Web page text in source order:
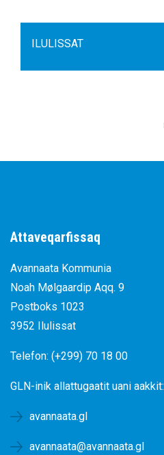
ILULISSAT
Attaveqarfissaq
Avannaata Kommunia
Noah Mølgaardip Aqq. 9
Postboks 1023
3952 Ilulissat
Telefon: (+299) 70 18 00
GLN-inik allattugaatit uani aakkit:
avannaata.gl
avannaata@avannaata.gl